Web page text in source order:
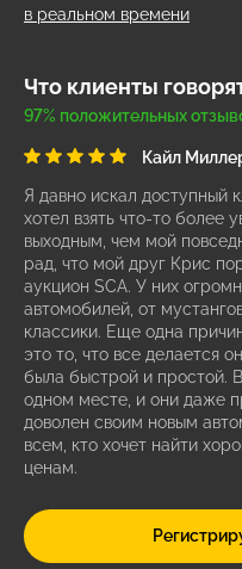
в реальном времени
Что клиенты
97% положительных
Кайл
Я давно искал доступный
хотел взять что-то более
выходным, чем мой
рад, что мой друг Крис
аукцион SCA. У них
автомобилей, от
классики. Еще одна
это то, что все делается
была быстрой и простой.
одном месте, и они даже
доволен своим новым
всем, кто хочет найти
ценам.